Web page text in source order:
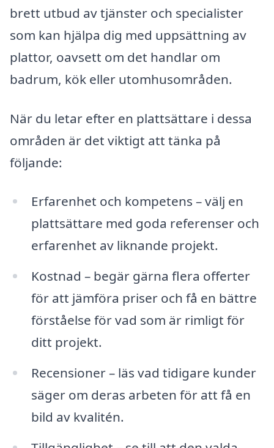
brett utbud av tjänster och specialister
som kan hjälpa dig med uppsättning av
plattor, oavsett om det handlar om
badrum, kök eller utomhusområden.
När du letar efter en plattsättare i dessa
områden är det viktigt att tänka på
följande:
Erfarenhet och kompetens – välj en
plattsättare med goda referenser och
erfarenhet av liknande projekt.
Kostnad – begär gärna flera offerter
för att jämföra priser och få en bättre
förståelse för vad som är rimligt för
ditt projekt.
Recensioner – läs vad tidigare kunder
säger om deras arbeten för att få en
bild av kvalitén.